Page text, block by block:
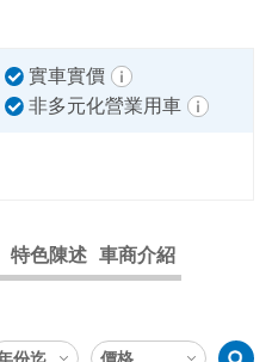
實車實價
非多元化營業用車
特色陳述 車商介紹